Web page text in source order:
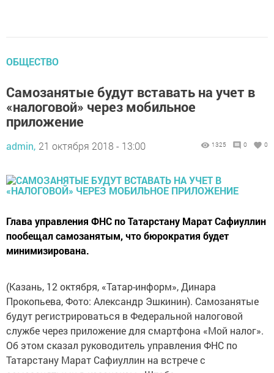
ОБЩЕСТВО
Самозанятые будут вставать на учет в
«налоговой» через мобильное
приложение
admin, 21 октября 2018 - 13:00 1325 0 0
Глава управления ФНС по Татарстану Марат Сафиуллин
пообещал самозанятым, что бюрократия будет
минимизирована.
(Казань, 12 октября, «Татар-информ», Динара
Прокопьева, Фото: Александр Эшкинин). Самозанятые
будут регистрироваться в Федеральной налоговой
службе через приложение для смартфона «Мой налог».
Об этом сказал руководитель управления ФНС по
Татарстану Марат Сафиуллин на встрече с